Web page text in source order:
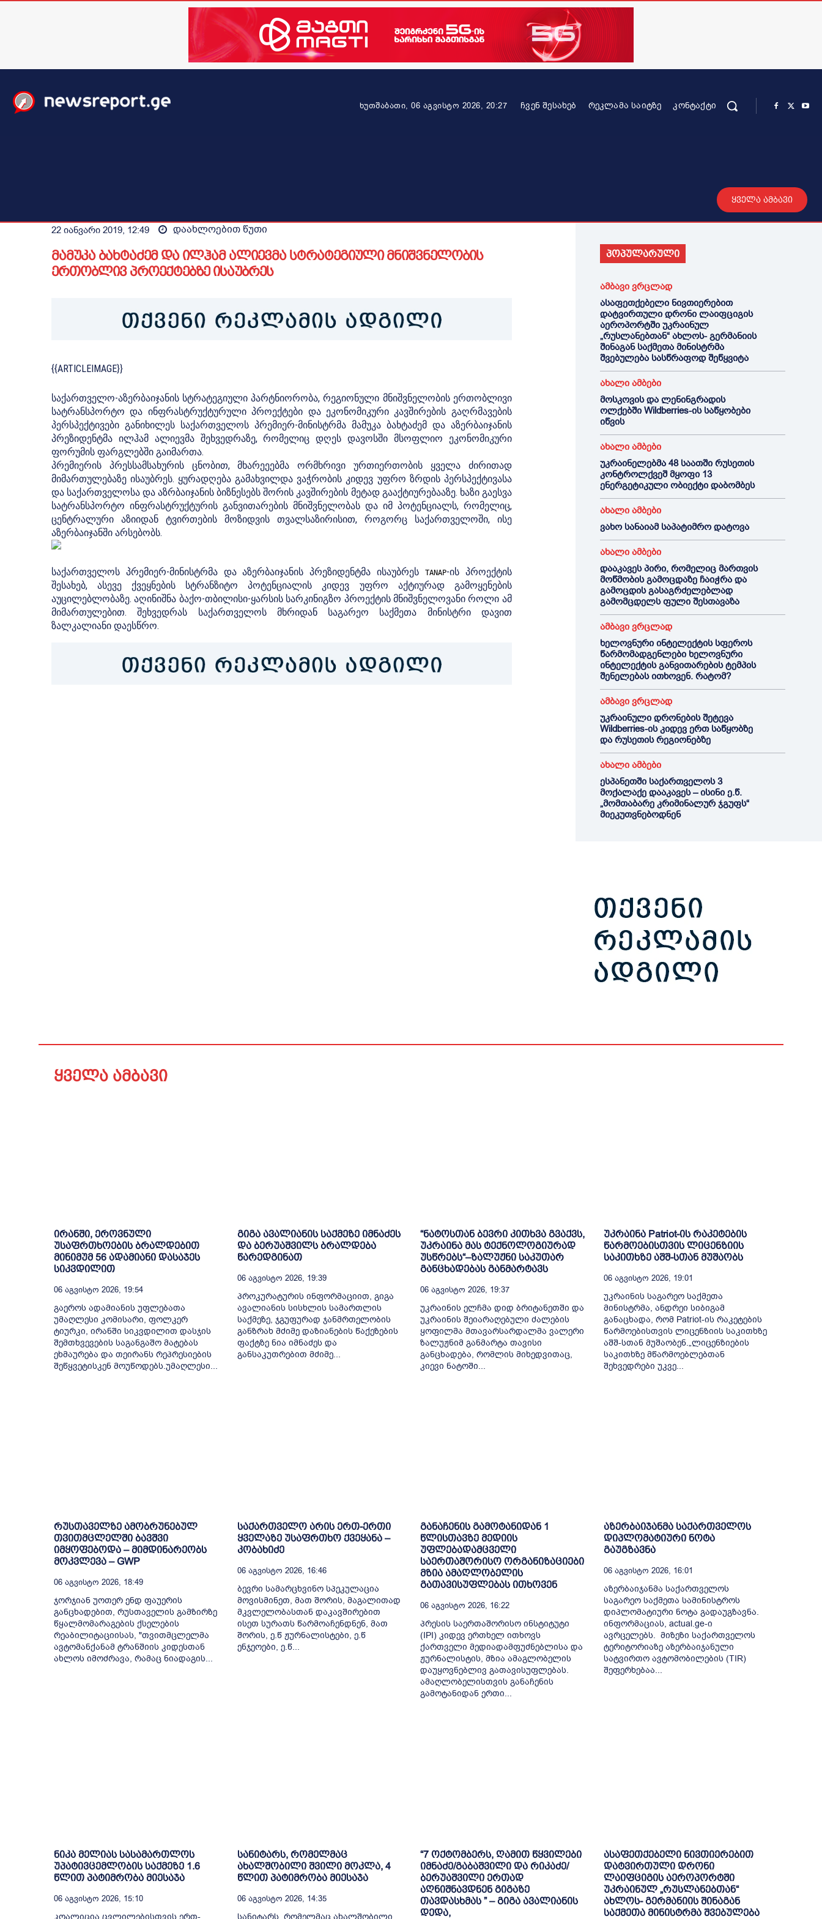
ხუთშაბათი, 06 აგვისტო 2026, 20:27 ᲩᲕᲔᲜ ᲨᲔᲡᲐᲮᲔᲑ ᲠᲔᲙᲚᲐᲛᲐ ᲡᲐᲘᲢᲖᲔ ᲙᲝᲜᲢᲐᲥᲢᲘ
ყველა ამბავი
22 იანვარი 2019, 12:49 დაახლოებით წუთი
მამუკა ბახტაძემ და ილჰამ ალიევმა სტრატეგიული მნიშვნელობის
ერთობლივ პროექტებზე ისაუბრეს
{{ARTICLEIMAGE}}
საქართველო-აზერბაიჯანის სტრატეგიული პარტნიორობა, რეგიონული მნიშვნელობის ერთობლივი
სატრანსპორტო და ინფრასტრუქტურული პროექტები და ეკონომიკური კავშირების გაღრმავების
პერსპექტივები განიხილეს საქართველოს პრემიერ-მინისტრმა მამუკა ბახტაძემ და აზერბაიჯანის
პრეზიდენტმა ილჰამ ალიევმა შეხვედრაზე, რომელიც დღეს დავოსში მსოფლიო ეკონომიკური
ფორუმის ფარგლებში გაიმართა.
პრემიერის პრესსამსახურის ცნობით, მხარეეებმა ორმხრივი ურთიერთობის ყველა ძირითად
მიმართულებაზე ისაუბრეს. ყურადღება გამახვილდა ვაჭრობის კიდევ უფრო ზრდის პერსპექტივასა
და საქართველოსა და აზრბაიჯანის ბიზნესებს შორის კავშირების მეტად გააქტიურებააზე. ხაზი გაესვა
სატრანსპორტო ინფრასტრუქტურის განვითარების მნიშვნელობას და იმ პოტენციალს, რომელიც,
ცენტრალური აზიიდან ტვირთების მოზიდვის თვალსაზირისით, როგორც საქართველოში, ისე
აზერბაიჯანში არსებობს.
საქართველოს პრემიერ-მინისტრმა და აზერბაიჯანის პრეზიდენტმა ისაუბრეს TANAP-ის პროექტის
შესახებ, ასევე ქვეყნების სტრანზიტო პოტენციალის კიდევ უფრო აქტიურად გამოყენების
აუცილებლობაზე. აღინიშნა ბაქო-თბილისი-ყარსის სარკინიგზო პროექტის მნიშვნელოვანი როლი ამ
მიმართულებით. შეხვედრას საქართველოს მხრიდან საგარეო საქმეთა მინისტრი დავით
ზალკალიანი დაესწრო.
პოპულარული
ამბავი ვრცლად
ასაფეთქებელი ნივთიერებით
დატვირთული დრონი ლაიფციგის
აეროპორტში უკრაინულ
„რუსლანებთან“ ახლოს- გერმანიის
შინაგან საქმეთა მინისტრმა
შვებულება სასწრაფოდ შეწყვიტა
ახალი ამბები
მოსკოვის და ლენინგრადის
ოლქებში Wildberries-ის საწყობები
იწვის
ახალი ამბები
უკრაინელებმა 48 საათში რუსეთის
კონტროლქვეშ მყოფი 13
ენერგეტიკული ობიექტი დაბომბეს
ახალი ამბები
ვახო სანაიამ საპატიმრო დატოვა
ახალი ამბები
დააკავეს პირი, რომელიც მართვის
მოწმობის გამოცდაზე ჩაიჭრა და
გამოცდის გასაგრძელებლად
გამომცდელს ფული შესთავაზა
ამბავი ვრცლად
ხელოვნური ინტელექტის სფეროს
წარმომადგენლები ხელოვნური
ინტელექტის განვითარების ტემპის
შენელებას ითხოვენ. რატომ?
ამბავი ვრცლად
უკრაინული დრონების შეტევა
Wildberries-ის კიდევ ერთ საწყობზე
და რუსეთის რეგიონებზე
ახალი ამბები
ესპანეთში საქართველოს 3
მოქალაქე დააკავეს – ისინი ე.წ.
„მომთაბარე კრიმინალურ ჯგუფს“
მიეკუთვნებოდნენ
ყველა ამბავი
ირანში, ეროვნული
უსაფრთხოების ბრალდებით
მინიმუმ 56 ადამიანი დასაჯეს
სიკვდილით
06 Აგვისტო 2026, 19:54
გაეროს ადამიანის უფლებათა
უმაღლესი კომისარი, ფოლკერ
ტიურკი, ირანში სიკვდილით დასჯის
შემთხვევების საგანგაშო მატებას
ეხმაურება და თეირანს რეპრესიების
შეწყვეტისკენ მოუწოდებს.უმაღლესი...
გიგა ავალიანის საქმეზე იმნაძეს
და ბერუაშვილს ბრალდება
წარედგინათ
06 Აგვისტო 2026, 19:39
პროკურატურის ინფორმაციით, გიგა
ავალიანის სისხლის სამართლის
საქმეზე, ჯგუფურად ჯანმრთელობის
განზრახ მძიმე დაზიანების წაქეზების
ფაქტზე ნია იმნაძეს და
განსაკუთრებით მძიმე...
“ნატოსთან ბევრი კითხვა გვაქვს,
უკრაინა მას ტექნოლოგიურად
უსწრებს“–ზალუჟნი საკუთარ
განცხადებას განმარტავს
06 Აგვისტო 2026, 19:37
უკრაინის ელჩმა დიდ ბრიტანეთში და
უკრაინის შეიარაღებული ძალების
ყოფილმა მთავარსარდალმა ვალერი
ზალუჟნიმ განმარტა თავისი
განცხადება, რომლის მიხედვითაც,
კიევი ნატოში...
უკრაინა Patriot-ის რაკეტების
წარმოებისთვის ლიცენზიის
საკითხზე აშშ-სთან მუშაობს
06 Აგვისტო 2026, 19:01
უკრაინის საგარეო საქმეთა
მინისტრმა, ანდრეი სიბიგამ
განაცხადა, რომ Patriot-ის რაკეტების
წარმოებისთვის ლიცენზიის საკითხზე
აშშ-სთან მუშაობენ.„ლიცენზიების
საკითხზე მწარმოებლებთან
შეხვედრები უკვე...
რუსთაველზე ამობრუნებულ
თვითმცლელში ბავშვი
იმყოფებოდა – მიმდინარეობს
მოკვლევა – GWP
06 Აგვისტო 2026, 18:49
ჯორჯიან უოთერ ენდ ფაუერის
განცხადებით, რუსთაველის გამზირზე
წყალმომარაგების ქსელების
რეაბილიტაციისას, "თვითმცლელმა
ავტომანქანამ ტრანშიის კიდესთან
ახლოს იმოძრავა, რამაც ნიადაგის...
საქართველო არის ერთ-ერთი
ყველაზე უსაფრთხო ქვეყანა –
კობახიძე
06 Აგვისტო 2026, 16:46
ბევრი სამარცხვინო სპეკულაცია
მოვისმინეთ, მათ შორის, მაგალითად
მკვლელობასთან დაკავშირებით
ისეთ სურათს წარმოაჩენდნენ, მათ
შორის, ე.წ ჟურნალისტები, ე.წ
ენჯეოები, ე.წ...
განაჩენის გამოტანიდან 1
წლისთავზე მედიის
უფლებადამცველი
საერთაშორისო ორგანიზაციები
მზია ამაღლობელის
გათავისუფლებას ითხოვენ
06 Აგვისტო 2026, 16:22
პრესის საერთაშორისო ინსტიტუტი
(IPI) კიდევ ერთხელ ითხოვს
ქართველი მედიადამფუძნებლისა და
ჟურნალისტის, მზია ამაგლობელის
დაუყოვნებლივ გათავისუფლებას.
ამაღლობელისთვის განაჩენის
გამოტანიდან ერთი...
აზერბაიჯანმა საქართველოს
დიპლომატიური ნოტა
გაუგზავნა
06 Აგვისტო 2026, 16:01
აზერბაიჯანმა საქართველოს
საგარეო საქმეთა სამინისტროს
დიპლომატიური ნოტა გადაუგზავნა.
ინფორმაციას, actual.ge-ი
ავრცელებს. მიზეზი საქართველოს
ტერიტორიაზე აზერბაიჯანული
სატვირთო ავტომობილების (TIR)
შეფერხებაა...
ნიკა მელიას სასამართლოს
უპატივცემლობის საქმეზე 1.6
წლით პატიმრობა მიესაჯა
06 Აგვისტო 2026, 15:10
სანიტარს, რომელმაც
ახალშობილი შვილი მოკლა, 4
წლით პატიმრობა მიესაჯა
06 Აგვისტო 2026, 14:35
“7 ოქტომბერს, ღამით წყვილები
იმნაძე/გაბაშვილი და რიკაძე/
ბერუაშვილი ერთად
აღნიშნავდნენ გიგაზე
თავდასხმას ” – გიგა ავალიანის
დედა,
ასაფეთქებელი ნივთიერებით
დატვირთული დრონი
ლაიფციგის აეროპორტში
უკრაინულ „რუსლანებთან“
ახლოს- გერმანიის შინაგან
საქმეთა მინისტრმა შვებულება